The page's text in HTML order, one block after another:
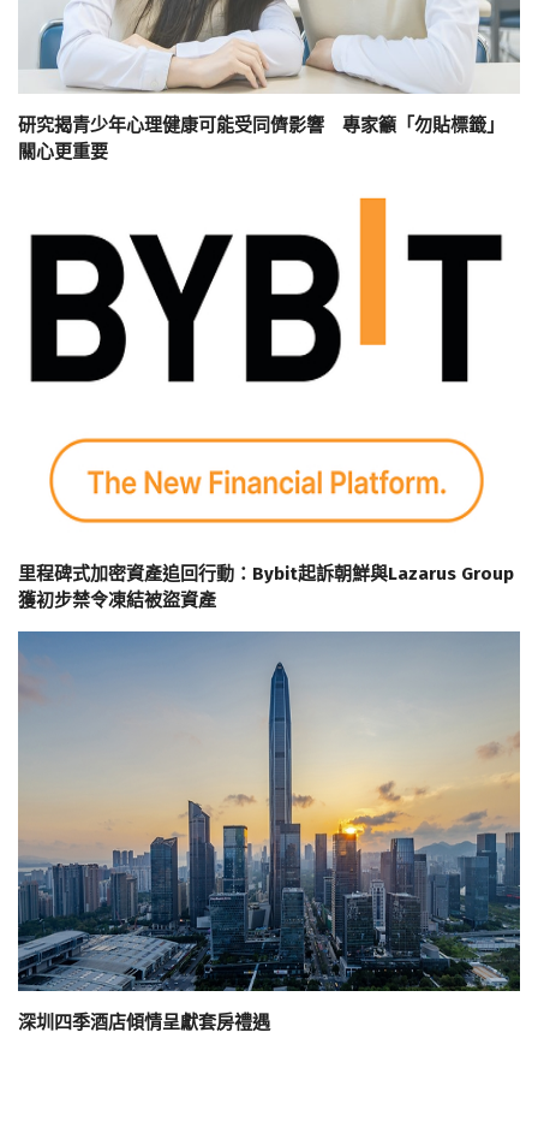
研究揭青少年心理健康可能受同儕影響 專家籲「勿貼標籤」
關心更重要
里程碑式加密資產追回行動：Bybit起訴朝鮮與Lazarus Group
獲初步禁令凍結被盜資產
深圳四季酒店傾情呈獻套房禮遇